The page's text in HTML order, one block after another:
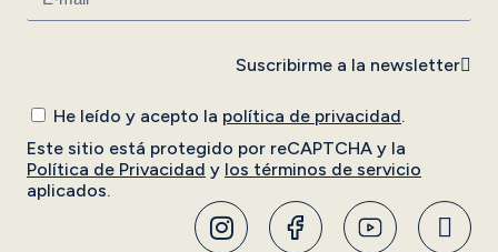
He leído y acepto la política de privacidad.
Este sitio está protegido por reCAPTCHA y la
Política de Privacidad y los términos de servicio
aplicados.
Suscribirme a la newsletter